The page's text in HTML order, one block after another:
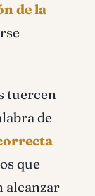
de la
tuercen
de
que
alcanzar